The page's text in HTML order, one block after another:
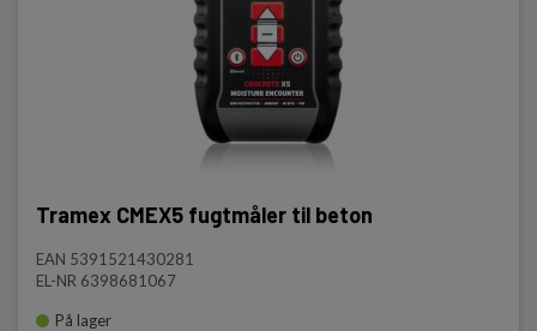
Tramex CMEX5 fugtmåler til beton
EAN 5391521430281
EL-NR 6398681067
På lager